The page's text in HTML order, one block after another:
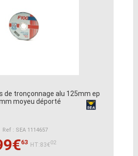
de tronçonnage alu 125mm ep
moyeu déporté
Ref : SEA 1114657
63 HT:83€02